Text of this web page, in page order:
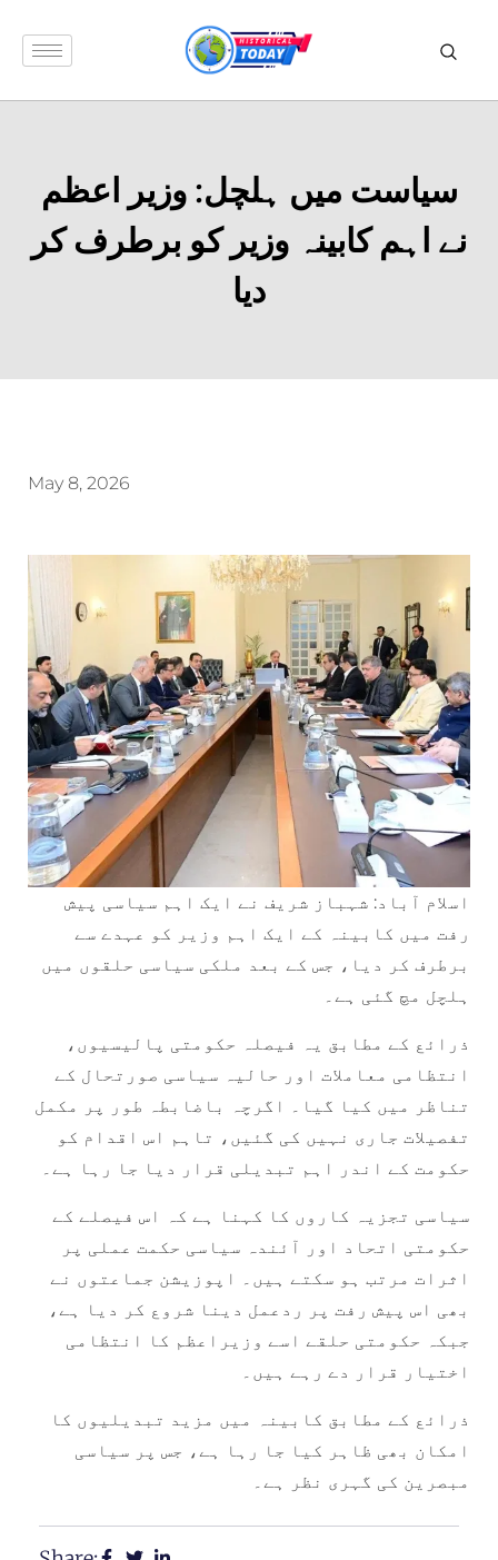
سیاست میں ہلچل: وزیر اعظم
نے اہم کابینہ وزیر کو برطرف کر
دیا
May 8, 2026
اسلام آباد: شہباز شریف نے ایک اہم سیاسی پیش
رفت میں کابینہ کے ایک اہم وزیر کو عہدے سے
برطرف کر دیا، جس کے بعد ملکی سیاسی حلقوں میں
ہلچل مچ گئی ہے۔
ذرائع کے مطابق یہ فیصلہ حکومتی پالیسیوں،
انتظامی معاملات اور حالیہ سیاسی صورتحال کے
تناظر میں کیا گیا۔ اگرچہ باضابطہ طور پر مکمل
تفصیلات جاری نہیں کی گئیں، تاہم اس اقدام کو
حکومت کے اندر اہم تبدیلی قرار دیا جا رہا ہے۔
سیاسی تجزیہ کاروں کا کہنا ہے کہ اس فیصلے کے
حکومتی اتحاد اور آئندہ سیاسی حکمت عملی پر
اثرات مرتب ہو سکتے ہیں۔ اپوزیشن جماعتوں نے
بھی اس پیش رفت پر ردعمل دینا شروع کر دیا ہے،
جبکہ حکومتی حلقے اسے وزیراعظم کا انتظامی
اختیار قرار دے رہے ہیں۔
ذرائع کے مطابق کابینہ میں مزید تبدیلیوں کا
امکان بھی ظاہر کیا جا رہا ہے، جس پر سیاسی
مبصرین کی گہری نظر ہے۔